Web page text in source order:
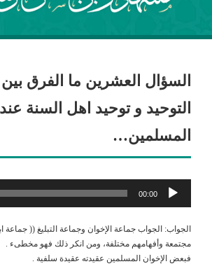
السؤال العشرين ما الفرق
التوحيد و توحيد اهل السنة
المسلمين…
مشغل
الصوت
00:00
الجواب: الجواب جماعة الإخوان وجماعة التبليغ (( جماعة
مجتمعة وأفهامهم مختلفة، ومن انكر ذلك فهو مخطىء .
فبعض الإخوان المسلمين عقيدته عقيدة سلفية .